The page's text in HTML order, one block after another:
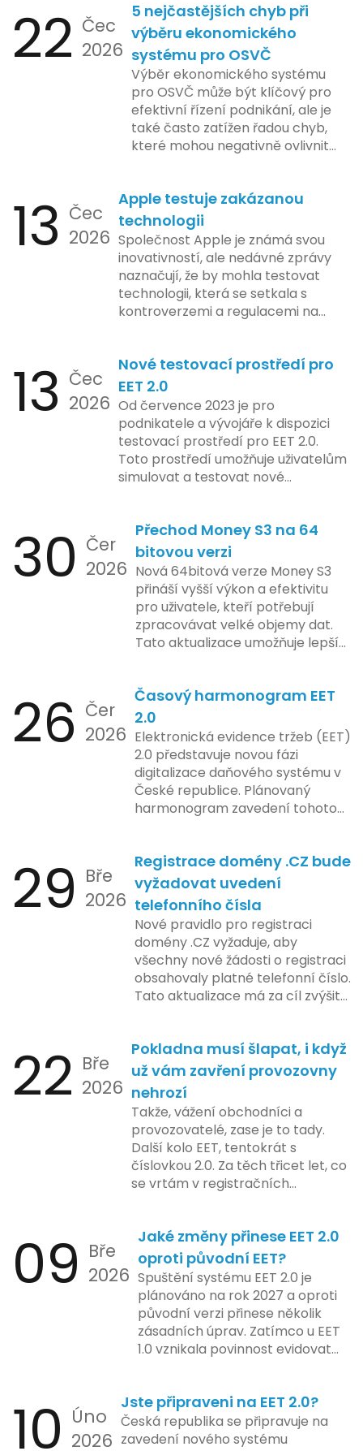
22 Čec
2026
5 nejčastějších chyb při
výběru ekonomického
systému pro OSVČ
Výběr ekonomického systému
pro OSVČ může být klíčový pro
efektivní řízení podnikání, ale je
také často zatížen řadou chyb,
které mohou negativně ovlivnit
by se podnikatelé měli vyvarovat.
13 Čec
2026
Apple testuje zakázanou
technologii
Společnost Apple je známá svou
inovativností, ale nedávné zprávy
naznačují, že by mohla testovat
technologii, která se setkala s
kontroverzemi a regulacemi na
implementace funkce, která by
mohla porušovat určité zákonné
limity na ochranu osobních údajů.
Tato technologie se zaměřuje na
pokročilé sledování uživatelských
aktivit, což vyvolalo obavy ohledně
soukromí a ochrany dat uživatelů.
bezpečnost a ochranu spotřebitelů,
regulační orgány různých zemí jsou
na pozoru a sledují vývoj celého
případu velmi bedlivě. Vedení
společnosti zatím neposkytlo
podrobnější informace o
konkrétních záměrech či časové
ose zavedení této technologie.
13 Čec
2026
Nové testovací prostředí pro
EET 2.0
Od července 2023 je pro
podnikatele a vývojáře k dispozici
testovací prostředí pro EET 2.0.
Toto prostředí umožňuje uživatelům
simulovat a testovat nové
kontrolovaném prostředí. Uživatelé
mají možnost předem se seznámit s
aktualizacemi, a tím lépe připravit
své systémy na oficiální zavedení
nového systému.
30 Čer
2026
Přechod Money S3 na 64
bitovou verzi
Nová 64bitová verze Money S3
přináší vyšší výkon a efektivitu
pro uživatele, kteří potřebují
zpracovávat velké objemy dat.
Tato aktualizace umožňuje lepší
podniky s náročnými účetními
procesy.
26 Čer
2026
Časový harmonogram EET
2.0
Elektronická evidence tržeb (EET)
2.0 představuje novou fázi
digitalizace daňového systému v
České republice. Plánovaný
harmonogram zavedení tohoto
zahrnuje přípravu technické
platformy a legislativních změn,
které by měly být předloženy do
konce tohoto roku. Očekává se,
že tato fáze umožní adaptaci
systémů a rozšíření podpory pro
podnikatele, přičemž všechny
potřebné technologie by měly
být dostupné k testování v rámci
plánovaná na první pololetí
následujícího roku, je zaměřena
na školení a edukaci uživatelů,
včetně přípravy materiálů a
školení pro zaměstnavatele a
účetní firmy. V této fázi dojde
také k oficiálnímu spuštění
systému pro vybrané segmenty
podnikání. Třetí a konečná fáze
integraci systému EET 2.0 do
praxe, s povinností prodejců
zapojit se do nového systému,
včetně zvýšeného dohledu nad
dodržováním pravidel.
29 Bře
2026
Registrace domény .CZ bude
vyžadovat uvedení
telefonního čísla
Nové pravidlo pro registraci
domény .CZ vyžaduje, aby
všechny nové žádosti o registraci
obsahovaly platné telefonní číslo.
Tato aktualizace má za cíl zvýšit
České republice. Povinnost uvést
telefonní číslo se týká všech
nově registrovaných domén, a
také může ovlivnit stávající
majitele domén při aktualizaci
jejich údajů.
22 Bře
2026
Pokladna musí šlapat, i když
už vám zavření provozovny
nehrozí
Takže, vážení obchodníci a
provozovatelé, zase je to tady.
Další kolo EET, tentokrát s
číslovkou 2.0. Za těch třicet let, co
se vrtám v registračních
pokladen, co se občas zasekly, až
po ty nejmodernější dotykové
systémy, co umí pomalu i kafe
uvařit. A jedno vím jistě: legislativa
se mění, ale základní pravidlo
zůstává – pokladna musí šlapat
jako hodinky. Jinak jsou problémy.
09 Bře
2026
Jaké změny přinese EET 2.0
oproti původní EET?
Spuštění systému EET 2.0 je
plánováno na rok 2027 a oproti
původní verzi přinese několik
zásadních úprav. Zatímco u EET
1.0 vznikala povinnost evidovat
bezhotovostní transakci – nově
se má tato povinnost odvíjet od
povahy podnikatelské činnosti a
10 Úno
2026
Jste připraveni na EET 2.0?
Česká republika se připravuje na
zavedení nového systému